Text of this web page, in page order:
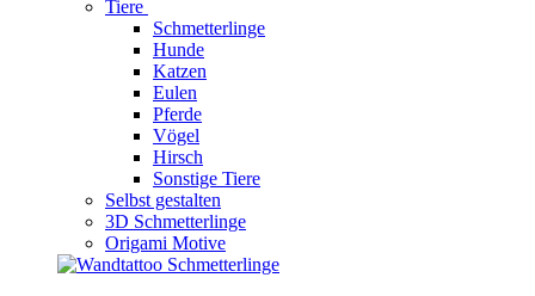
Tiere
Schmetterlinge
Hunde
Katzen
Eulen
Pferde
Vögel
Hirsch
Sonstige Tiere
Selbst gestalten
3D Schmetterlinge
Origami Motive